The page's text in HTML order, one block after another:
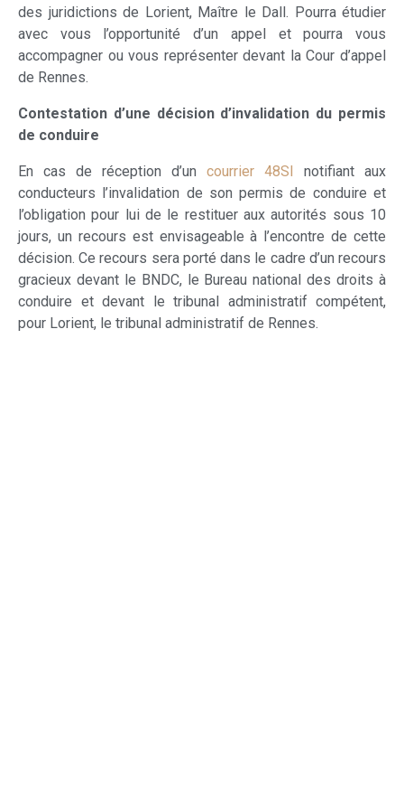
des juridictions de Lorient, Maître le Dall. Pourra étudier
avec vous l’opportunité d’un appel et pourra vous
accompagner ou vous représenter devant la Cour d’appel
de Rennes.
Contestation d’une décision d’invalidation du permis
de conduire
En cas de réception d’un courrier 48SI
notifiant aux
conducteurs l’invalidation de son permis de conduire et
l’obligation pour lui de le restituer aux autorités sous 10
jours, un recours est envisageable à l’encontre de cette
décision. Ce recours sera porté dans le cadre d’un recours
gracieux devant le BNDC, le Bureau national des droits à
conduire et devant le tribunal administratif compétent,
pour Lorient, le tribunal administratif de Rennes.